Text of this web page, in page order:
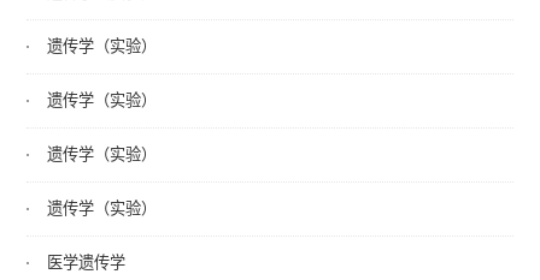
遗传学（实验）
遗传学（实验）
遗传学（实验）
遗传学（实验）
医学遗传学